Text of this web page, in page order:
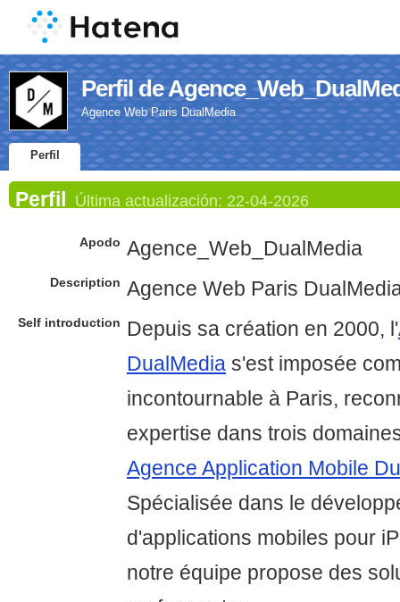
Perfil de
Agence Web Paris DualMedia
Perfil
Perfil Última actualización: 22-04-2026
Apodo Agence_Web_DualMedia
Description Agence Web Paris
Self introduction Depuis sa création en 2000, l'
DualMedia s'est imposée
incontournable à Paris,
expertise dans trois
Agence Application Mobile
Spécialisée dans le
d'applications mobiles pour
notre équipe propose des